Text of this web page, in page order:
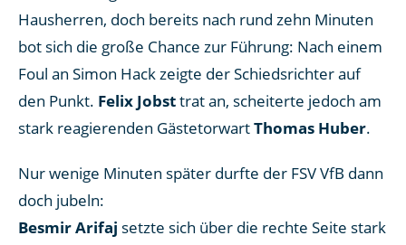
Hausherren, doch bereits nach rund zehn Minuten
bot sich die große Chance zur Führung: Nach einem
Foul an Simon Hack zeigte der Schiedsrichter auf
den Punkt. Felix Jobsttrat an, scheiterte jedoch am
stark reagierenden GästetorwartThomas Huber.
Nur wenige Minuten später durfte der FSV VfB dann
doch jubeln:
Besmir Arifaj setzte sich über die rechte Seite stark